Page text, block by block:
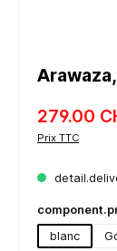
279.00
Prix TTC
blanc